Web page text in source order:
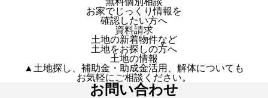
お家でじっくり情報を
確認したい方へ
資料請求
土地の新着物件など
土地をお探しの方へ
土地の情報
▲土地探し、補助金・助成金活用、解体についても
お気軽にご相談ください。
お問い合わせ